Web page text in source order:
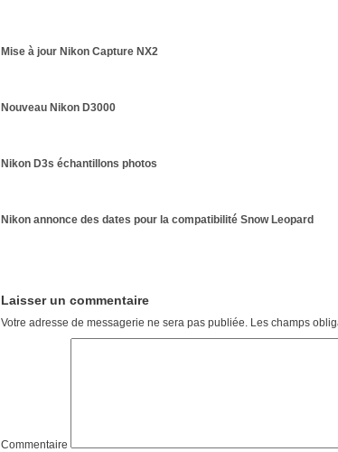
Mise à jour Nikon Capture NX2
Nouveau Nikon D3000
Nikon D3s échantillons photos
Nikon annonce des dates pour la compatibilité Snow Leopard
Laisser un commentaire
Votre adresse de messagerie ne sera pas publiée. Les champs
Commentaire